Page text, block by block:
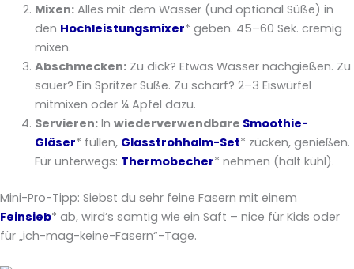
Mixen:Alles mit dem Wasser (und optional Süße) in
den Hochleistungsmixer* geben. 45–60 Sek. cremig
mixen.
Abschmecken:Zu dick? Etwas Wasser nachgießen. Zu
sauer? Ein Spritzer Süße. Zu scharf? 2–3 Eiswürfel
mitmixen oder ¼ Apfel dazu.
Servieren:In wiederverwendbare Smoothie-
Gläser* füllen, Glasstrohhalm-Set* zücken, genießen.
Für unterwegs: Thermobecher* nehmen (hält kühl).
Mini-Pro-Tipp: Siebst du sehr feine Fasern mit einem
Feinsieb* ab, wird’s samtig wie ein Saft – nice für Kids oder
für „ich-mag-keine-Fasern“-Tage.